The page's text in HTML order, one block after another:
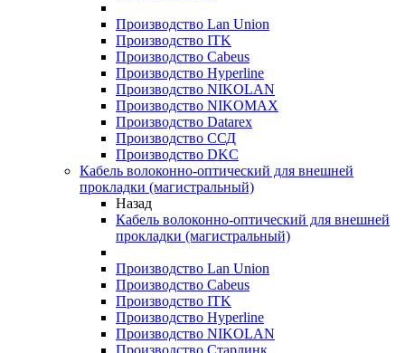
Производство Lan Union
Производство ITK
Производство Cabeus
Производство Hyperline
Производство NIKOLAN
Производство NIKOMAX
Производство Datarex
Производство ССД
Производство DKC
Кабель волоконно-оптический для внешней
прокладки (магистральный)
Назад
Кабель волоконно-оптический для внешней
прокладки (магистральный)
Производство Lan Union
Производство Cabeus
Производство ITK
Производство Hyperline
Производство NIKOLAN
Производство Старлинк